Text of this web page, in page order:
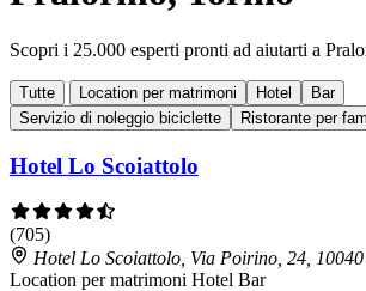
Scopri i 25.000 esperti pronti ad aiutarti a
Tutte Location per matrimoni Hotel
Bar
Servizio di noleggio biciclette
Ristorante per
Hotel Lo Scoiattolo
(705)
Hotel Lo Scoiattolo, Via Poirino, 24,
Location per matrimoni Hotel Bar